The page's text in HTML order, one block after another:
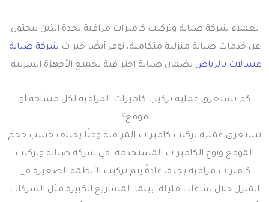
لعملاء شركة صيانة وتركيب كاميرات مراقبة بجدة الذين يبحثون
عن خدمات صيانة منزلية متكاملة، نوفر أيضًا خبرات شركة صيانة
غسالات بالرياض لضمان صيانة احترافية لجميع الأجهزة المنزلية.
كم تستغرق عملية تركيب كاميرات المراقبة لكل مساحة أو
موقع؟
تستغرق عملية تركيب كاميرات المراقبة وقتًا يختلف حسب حجم
الموقع ونوع الكاميرات المستخدمة. في شركة صيانة وتركيب
كاميرات مراقبة بجدة، عادةً يتم تركيب الأنظمة الصغيرة في
المنزل خلال ساعات قليلة، بينما المشاريع الكبيرة مثل الشركات